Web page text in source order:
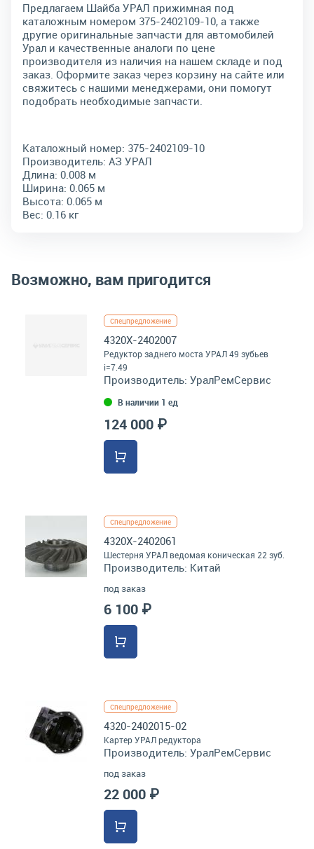
Предлагаем Шайба УРАЛ прижимная под
каталожным номером 375-2402109-10, а также
другие оригинальные запчасти для автомобилей
Урал и качественные аналоги по цене
производителя из наличия на нашем складе и под
заказ. Оформите заказ через корзину на сайте или
свяжитесь с нашими менеджерами, они помогут
подобрать необходимые запчасти.
Каталожный номер: 375-2402109-10
Производитель: АЗ УРАЛ
Длина: 0.008 м
Ширина: 0.065 м
Высота: 0.065 м
Вес: 0.16 кг
Возможно, вам пригодится
Спецпредложение
4320Х-2402007
Редуктор заднего моста УРАЛ 49 зубьев
i=7.49
Производитель: УралРемСервис
В наличии 1 ед
124 000 ₽
Спецпредложение
4320Х-2402061
Шестерня УРАЛ ведомая коническая 22 зуб.
Производитель: Китай
под заказ
6 100 ₽
Спецпредложение
4320-2402015-02
Картер УРАЛ редуктора
Производитель: УралРемСервис
под заказ
22 000 ₽